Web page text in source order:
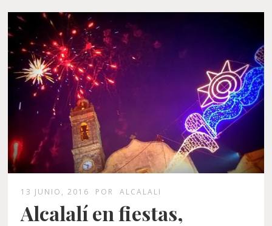
13 JUNIO, 2016 POR ALCALALI
Alcalalí en fiestas,